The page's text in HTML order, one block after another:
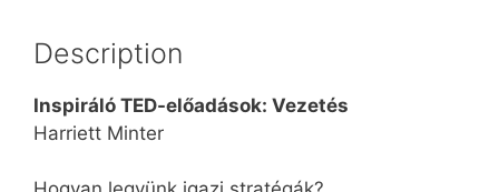
Description
Inspiráló TED-előadások: Vezetés
Harriett Minter